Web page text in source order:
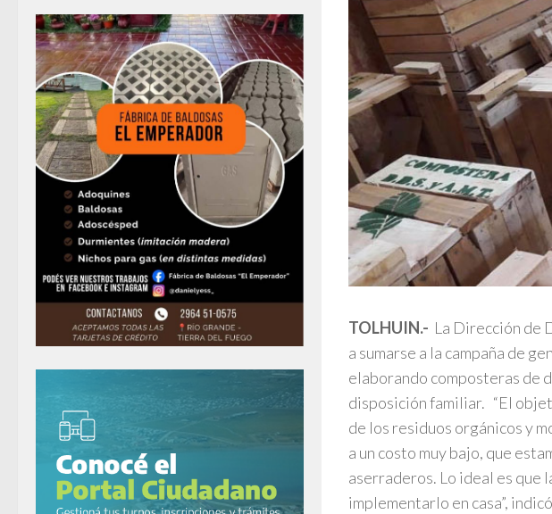
TOLHUIN.- La Dirección de
a sumarse a la campaña de
elaborando composteras de
disposición familiar. “El
de los residuos orgánicos y
a un costo muy bajo, que
aserraderos. Lo ideal es que
implementarlo en casa”,